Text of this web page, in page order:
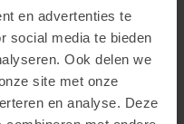
en advertenties te
social media te bieden
Ook delen we
site met onze
en analyse. Deze
zachte doek